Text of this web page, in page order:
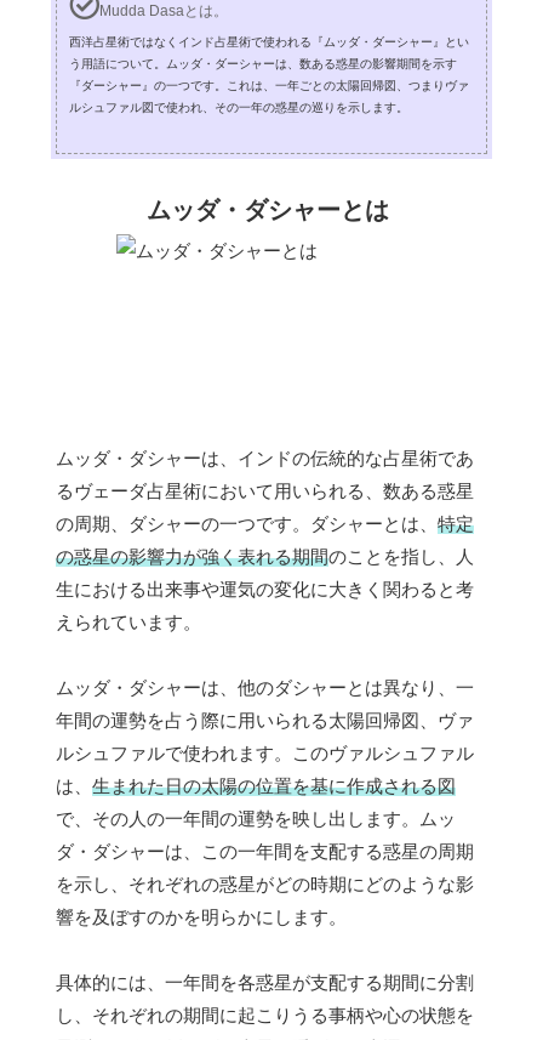
Mudda Dasaとは。
西洋占星術ではなくインド占星術で使われる『ムッダ・ダーシャー』とい
う用語について。ムッダ・ダーシャーは、数ある惑星の影響期間を示す
『ダーシャー』の一つです。これは、一年ごとの太陽回帰図、つまりヴァ
ルシュファル図で使われ、その一年の惑星の巡りを示します。
ムッダ・ダシャーとは
ムッダ・ダシャーは、インドの伝統的な占星術であ
るヴェーダ占星術において用いられる、数ある惑星
の周期、ダシャーの一つです。ダシャーとは、 特定
の惑星の影響力が強く表れる期間のことを指し、人
生における出来事や運気の変化に大きく関わると考
えられています。
ムッダ・ダシャーは、他のダシャーとは異なり、一
年間の運勢を占う際に用いられる太陽回帰図、ヴァ
ルシュファルで使われます。このヴァルシュファル
は、 生まれた日の太陽の位置を基に作成される図
で、その人の一年間の運勢を映し出します。ムッ
ダ・ダシャーは、この一年間を支配する惑星の周期
を示し、それぞれの惑星がどの時期にどのような影
響を及ぼすのかを明らかにします。
具体的には、一年間を各惑星が支配する期間に分割
し、それぞれの期間に起こりうる事柄や心の状態を